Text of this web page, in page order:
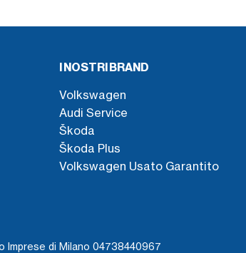
I NOSTRI BRAND
Volkswagen
Audi Service
Škoda
Škoda Plus
Volkswagen Usato Garantito
Imprese di Milano 04738440967